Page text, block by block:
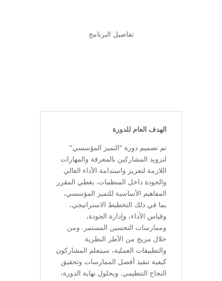
تفاصيل البرنامج
الهدف العام للدورة
تم تصميم دورة "التميز المؤسسي"
لتزويد المشاركين بالمعرفة والمهارات
اللازمة لتعزيز واستدامة الأداء العالي
والجودة داخل المنظمات. يغطي المقرر
المفاهيم الأساسية للتميز المؤسسي،
بما في ذلك التخطيط الاستراتيجي،
وقياس الأداء، وإدارة الجودة،
وممارسات التحسين المستمر. ومن
خلال مزيج من الأطر النظرية
والتطبيقات العملية، سيتعلم المشاركون
كيفية تنفيذ أفضل الممارسات وتحقيق
النجاح التنظيمي. وبحلول نهاية الدورة،